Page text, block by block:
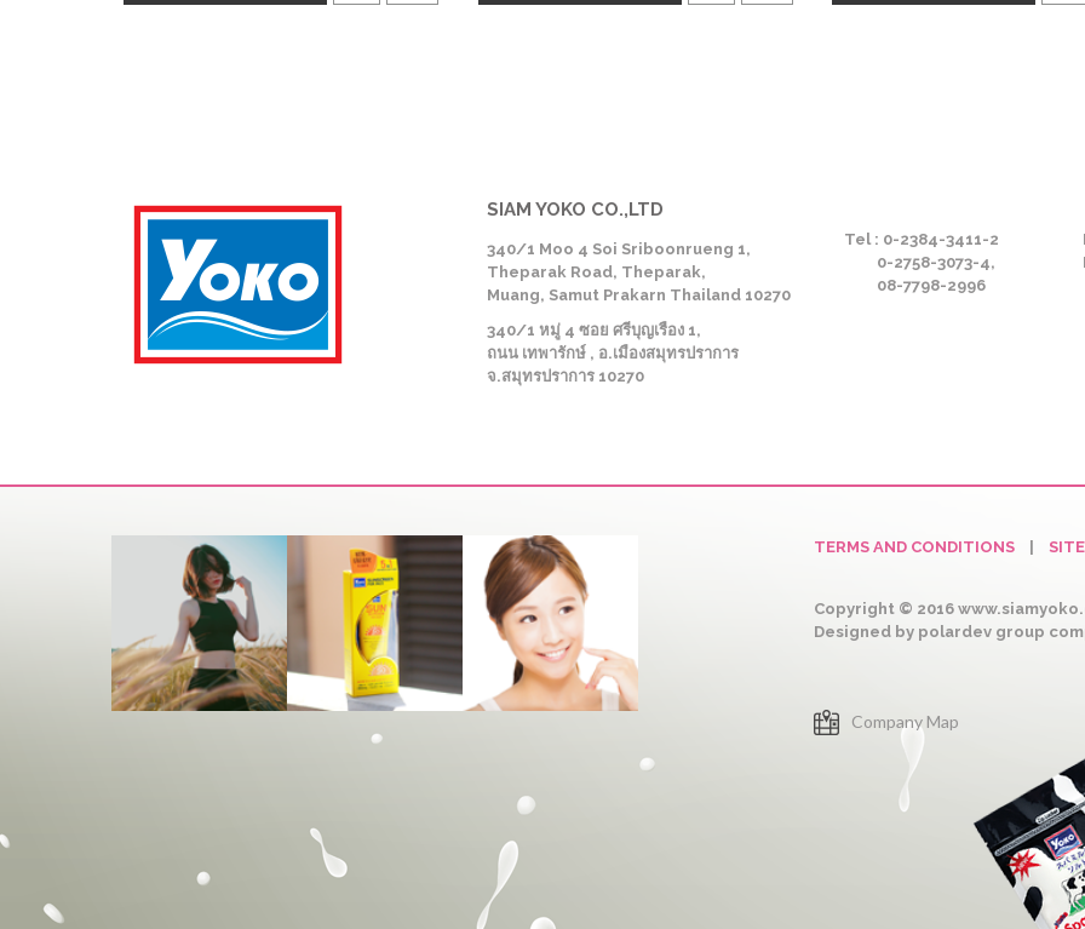
SIAM YOKO CO.,LTD
340/1 Moo 4 Soi Sriboonrueng 1,
Theparak Road, Theparak,
Muang, Samut Prakarn Thailand 10270
340/1 หมู่ 4 ซอย ศรีบุญเรือง 1,
ถนน เทพารักษ์ , อ.เมืองสมุทรปราการ
จ.สมุทรปราการ 10270
Tel : 0-2384-3411-2
0-2758-3073-4,
08-7798-2996
TERMS AND CONDITIONS |
Copyright © 2016
Designed by polardev group
Company Map